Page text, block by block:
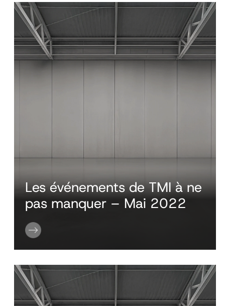
Les événements de TMI à ne
pas manquer – Mai 2022